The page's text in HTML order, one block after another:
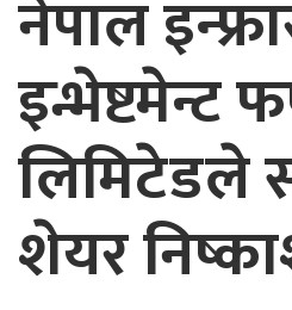
नेपाल
इन्भेष्टमेन्ट
लिमिटेडले
शेयर